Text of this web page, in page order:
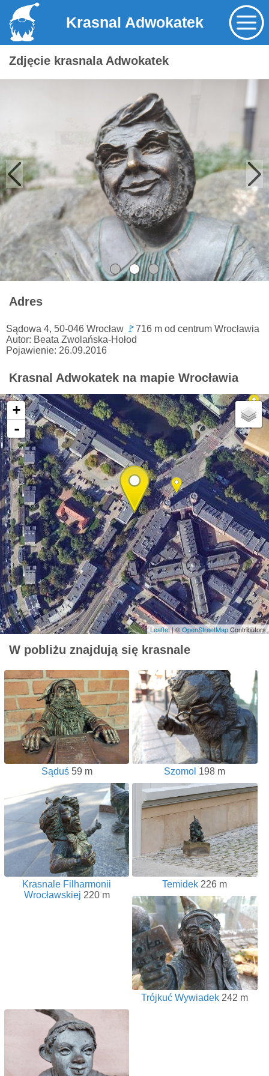
Krasnal Adwokatek
Zdjęcie krasnala Adwokatek
Adres
Sądowa 4, 50-046 Wrocław 🚩716 m od centrum Wrocławia
Autor: Beata Zwolańska-Hołod
Pojawienie: 26.09.2016
Krasnal Adwokatek na mapie Wrocławia
+
-
Leaflet| ©OpenStreetMapContributors
W pobliżu znajdują się krasnale
Sąduś59 m Szomol 198 m
Krasnale Filharmonii
Wrocławskiej 220 m
Temidek 226 m
Trójkuć Wywiadek 242 m